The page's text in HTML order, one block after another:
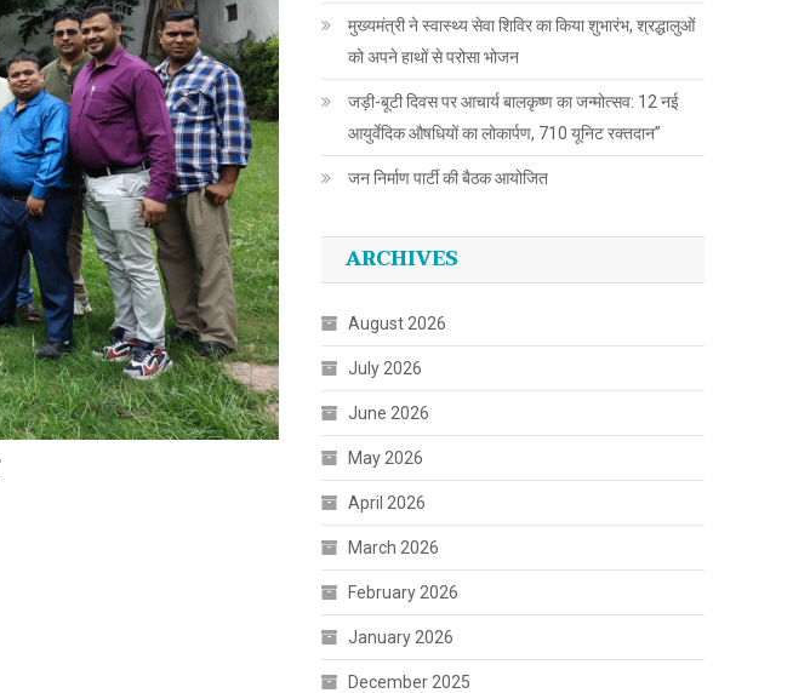
मुख्यमंत्री ने स्वास्थ्य सेवा शिविर का किया शुभारंभ, श्रद्धालुओं
को अपने हाथों से परोसा भोजन
जड़ी-बूटी दिवस पर आचार्य बालकृष्ण का जन्मोत्सव: 12 नई
आयुर्वेदिक औषधियों का लोकार्पण, 710 यूनिट रक्तदान”
जन निर्माण पार्टी की बैठक आयोजित
ARCHIVES
August 2026
July 2026
June 2026
May 2026
April 2026
March 2026
February 2026
January 2026
December 2025